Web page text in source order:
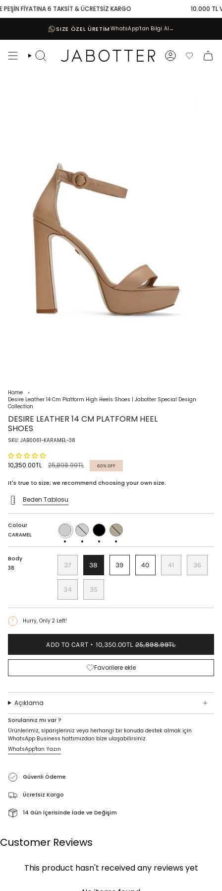
to
FİYATINA 6 TAKSİT & ÜCRETSİZ KARGO 10.000 TL VE
SIZE ÖZEL ÜRETİM WhatsApp’tan Bilgi Al →
Search Account
Home
Desire Leather 14 Cm Platform High Heels Shoes | Jabotter Special Design
Collection
DESIRE LEATHER 14 CM PLATFORM HEEL
SHOES
SKU: JAB0061-KARAMEL-38
10,350.00TL
Regular
25,898.99TL 60%OFF
It's true to size; we recommend choosing your own size.
Beden Tablosu
Colour
CARAMEL
CARAMELLAME
MAT
BLACK
DORE
MAT
Body
38 37 38 39 40 41 36
34 35
Hurry, Only 2 Left!
ADD TO CART 10,350.00TL 25,898.99TL
Favorilere ekle
Açıklama
Sorularınız mı var ?
Ürünlerimiz, siparişleriniz veya herhangi bir konuda destek almak için
WhatsApp Business hattımızdan bize ulaşabilirsiniz.
WhatsApp'tan Yazın
Güvenli Ödeme
Ücretsiz Kargo
14 Gün İçerisinde İade ve Değişim
Customer Reviews
This product hasn't received any reviews yet